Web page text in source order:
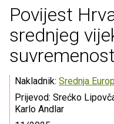
Povijest
srednjeg
Nakladnik: Srednja
Prijevod: Srećko
Karlo Andlar